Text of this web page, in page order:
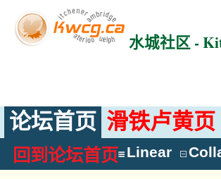
水城社区 -
论坛首页 滑铁卢黄页
回到论坛首页 Linear